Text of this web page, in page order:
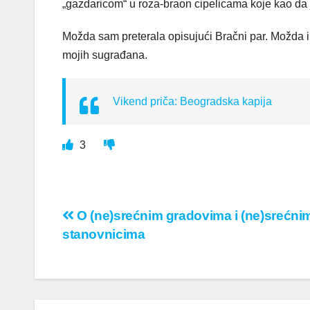
„gazdaricom“ u roza-braon cipelicama koje kao
Možda sam preterala opisujući Bračni par.
mojih sugrađana.
Vikend priča: Beogradska kapija
3
Кретање
O (ne)srećnim gradovima i
stanovnicima